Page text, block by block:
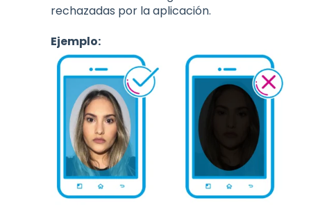
rechazadas por la aplicación.
Ejemplo: